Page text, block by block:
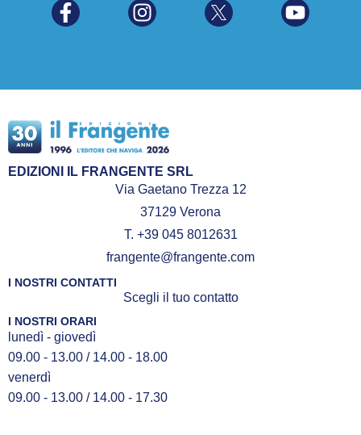
EDIZIONI IL FRANGENTE SRL
Via Gaetano Trezza 12
37129 Verona
T. +39 045 8012631
frangente@frangente.com
I NOSTRI CONTATTI
Scegli il tuo contatto
I NOSTRI ORARI
lunedì - giovedì
09.00 - 13.00 / 14.00 - 18.00
venerdì
09.00 - 13.00 / 14.00 - 17.30